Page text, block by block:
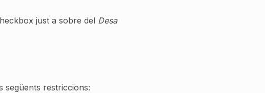
just a sobre del Desa
següents restriccions: